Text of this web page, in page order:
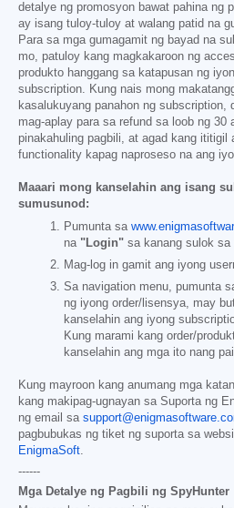
detalye ng promosyon bawat pahina ng
ay isang tuloy-tuloy at walang patid na
Para sa mga gumagamit ng bayad na
mo, patuloy kang magkakaroon ng
produkto hanggang sa katapusan ng
subscription. Kung nais mong
kasalukuyang panahon ng subscription,
mag-aplay para sa refund sa loob ng 30
pinakahuling pagbili, at agad kang ititigil
functionality kapag naproseso na ang
Maaari mong kanselahin ang isang
sumusunod:
Pumunta sa
na "Login" sa kanang sulok sa
Mag-log in gamit ang iyong
Sa navigation menu, pumunta
ng iyong order/lisensya, may
kanselahin ang iyong
Kung marami kang order/
kanselahin ang mga ito nang
Kung mayroon kang anumang mga
kang makipag-ugnayan sa Suporta ng
ng email sa
pagbubukas ng tiket ng suporta sa
EnigmaSoft.
------
Mga Detalye ng Pagbili ng SpyHunter